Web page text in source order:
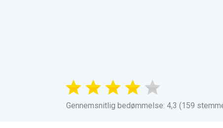
Gennemsnitlig bedømmelse: 4,3 (159